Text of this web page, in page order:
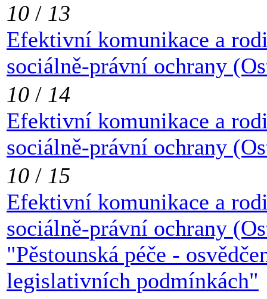
10 / 13
Efektivní komunikace a
sociálně-právní ochrany
10 / 14
Efektivní komunikace a
sociálně-právní ochrany
10 / 15
Efektivní komunikace a
sociálně-právní ochrany
"Pěstounská péče -
legislativních podmínkách"